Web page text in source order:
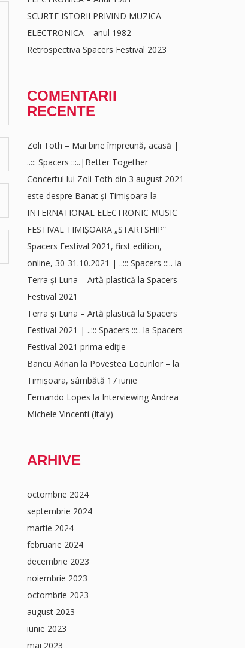
SCURTE ISTORII PRIVIND MUZICA
ELECTRONICA – anul 1982
Retrospectiva Spacers Festival 2023
COMENTARII
RECENTE
Zoli Toth – Mai bine împreună, acasă |
..::: Spacers :::..|Better Together
Concertul lui Zoli Toth din 3 august 2021
este despre Banat și Timișoara la
INTERNATIONAL ELECTRONIC MUSIC
FESTIVAL TIMIȘOARA „STARTSHIP”
Spacers Festival 2021, first edition,
online, 30-31.10.2021 | ..::: Spacers :::.. la
Terra și Luna – Artă plastică la Spacers
Festival 2021
Terra și Luna – Artă plastică la Spacers
Festival 2021 | ..::: Spacers :::.. la Spacers
Festival 2021 prima ediție
Bancu Adrian la Povestea Locurilor – la
Timișoara, sâmbătă 17 iunie
Fernando Lopes la Interviewing Andrea
Michele Vincenti (Italy)
ARHIVE
octombrie 2024
septembrie 2024
martie 2024
februarie 2024
decembrie 2023
noiembrie 2023
octombrie 2023
august 2023
iunie 2023
mai 2023